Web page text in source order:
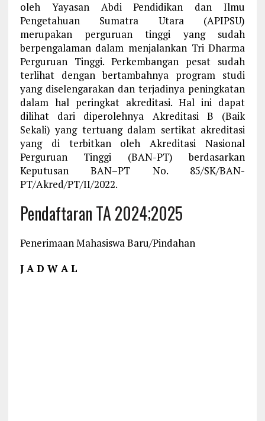
oleh Yayasan Abdi Pendidikan dan Ilmu
Pengetahuan Sumatra Utara (APIPSU)
merupakan perguruan tinggi yang sudah
berpengalaman dalam menjalankan Tri Dharma
Perguruan Tinggi. Perkembangan pesat sudah
terlihat dengan bertambahnya program studi
yang diselengarakan dan terjadinya peningkatan
dalam hal peringkat akreditasi. Hal ini dapat
dilihat dari diperolehnya Akreditasi B (Baik
Sekali) yang tertuang dalam sertikat akreditasi
yang di terbitkan oleh Akreditasi Nasional
Perguruan Tinggi (BAN-PT) berdasarkan
Keputusan BAN–PT No. 85/SK/BAN-
PT/Akred/PT/II/2022.
Pendaftaran TA 2024;2025
Penerimaan Mahasiswa Baru/Pindahan
J A D W A L